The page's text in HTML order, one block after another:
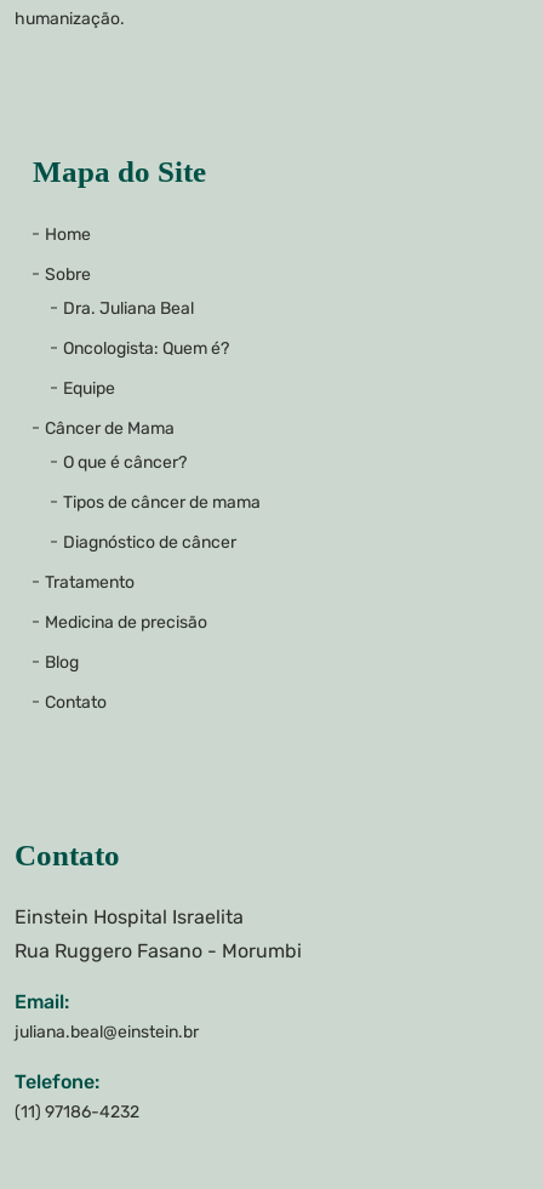
humanização.
Mapa do Site
Home
Sobre
Dra. Juliana Beal
Oncologista: Quem é?
Equipe
Câncer de Mama
O que é câncer?
Tipos de câncer de mama
Diagnóstico de câncer
Tratamento
Medicina de precisão
Blog
Contato
Contato
Einstein Hospital Israelita
Rua Ruggero Fasano - Morumbi
Email:
juliana.beal@einstein.br
Telefone:
(11) 97186-4232